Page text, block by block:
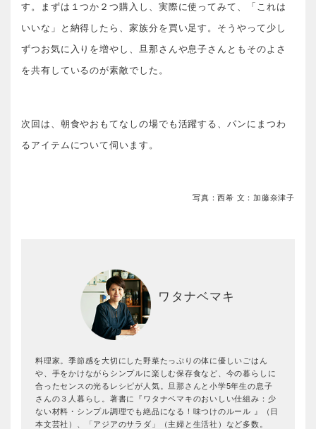
す。まずは１つか２つ購入し、実際に使ってみて、「これは
いいな」と納得したら、家族分を買い足す。そうやって少し
ずつお気に入りを増やし、旦那さんや息子さんともそのよさ
を共有しているのが素敵でした。
次回は、朝食やおもてなしの場でも活躍する、パンにまつわ
るアイテムについて伺います。
写真：西希 文：加藤奈津子
ワタナベマキ
料理家。季節感を大切にした野菜たっぷりの体に優しいごはん
や、手をかけながらシンプルに楽しむ保存食など、今の暮らしに
合ったセンスの光るレシピが人気。旦那さんと小学5年生の息子
さんの３人暮らし。著書に『ワタナベマキのおいしい仕組み：少
ない材料・シンプル調理でも絶品になる！味つけのルール 』（日
本文芸社）、「アジアのサラダ」（主婦と生活社）など多数。